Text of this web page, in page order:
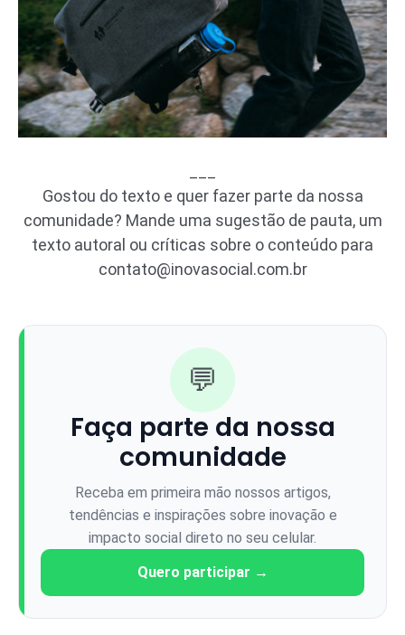
Gostou do texto e quer fazer parte da nossa
comunidade? Mande uma sugestão de pauta, um
texto autoral ou críticas sobre o conteúdo para
contato@inovasocial.com.br
💬
Faça parte da nossa
comunidade
Receba em primeira mão nossos artigos,
tendências e inspirações sobre inovação e
impacto social direto no seu celular.
Quero participar →